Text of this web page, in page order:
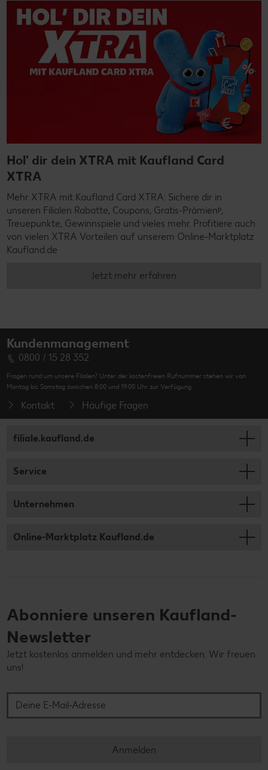
Hol' dir dein XTRA mit Kaufland Card
XTRA
Mehr XTRA mit Kaufland Card XTRA: Sichere dir in
unseren Filialen Rabatte, Coupons, Gratis-Prämienᵖ,
Treuepunkte, Gewinnspiele und vieles mehr. Profitiere auch
von vielen XTRA Vorteilen auf unserem Online-Marktplatz
Kaufland.de
Jetzt mehr erfahren
Kundenmanagement
0800 / 15 28 352
Fragen rund um unsere Filialen? Unter der kostenfreien Rufnummer stehen wir von
Montag bis Samstag zwischen 8:00 und 19:00 Uhr zur Verfügung.
Kontakt Häufige Fragen
filiale.kaufland.de
Service
Unternehmen
Online-Marktplatz Kaufland.de
Abonniere unseren Kaufland-
Newsletter
Jetzt kostenlos anmelden und mehr entdecken. Wir freuen
uns!
Anmelden